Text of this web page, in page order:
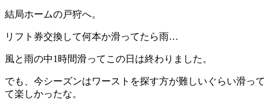
結局ホームの戸狩へ。
リフト券交換して何本か滑ってたら雨…
風と雨の中1時間滑ってこの日は終わりました。
でも、今シーズンはワーストを探す方が難しいぐらい滑って
て楽しかったな。